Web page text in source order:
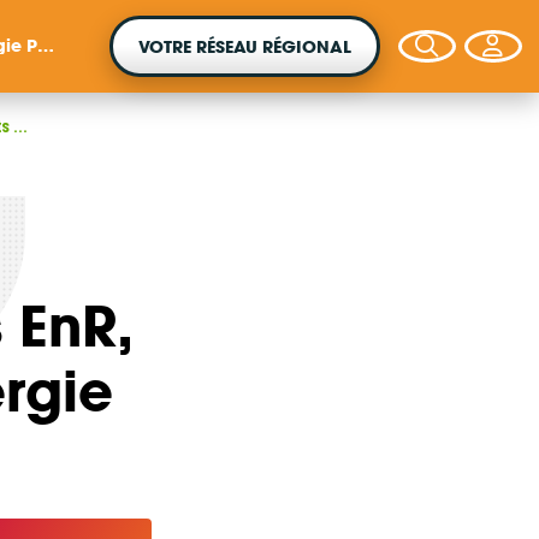
Vous souhaitez placer votre épargne au
service de la transition énergétique ?
#5 VOTRE RÉSEAU RÉGIONAL
...